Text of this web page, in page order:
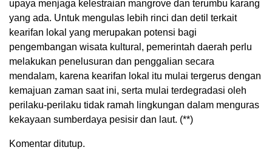
upaya menjaga kelestraian mangrove dan terumbu karang
yang ada. Untuk mengulas lebih rinci dan detil terkait
kearifan lokal yang merupakan potensi bagi
pengembangan wisata kultural, pemerintah daerah perlu
melakukan penelusuran dan penggalian secara
mendalam, karena kearifan lokal itu mulai tergerus dengan
kemajuan zaman saat ini, serta mulai terdegradasi oleh
perilaku-perilaku tidak ramah lingkungan dalam menguras
kekayaan sumberdaya pesisir dan laut. (**)
Komentar ditutup.